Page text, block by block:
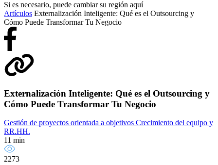
Si es necesario, puede cambiar su región aquí
Artículos Externalización Inteligente: Qué es el Outsourcing y
Cómo Puede Transformar Tu Negocio
Externalización Inteligente: Qué es el Outsourcing y
Cómo Puede Transformar Tu Negocio
Gestión de proyectos orientada a objetivos Crecimiento del equipo y
RR.HH.
11 min
2273